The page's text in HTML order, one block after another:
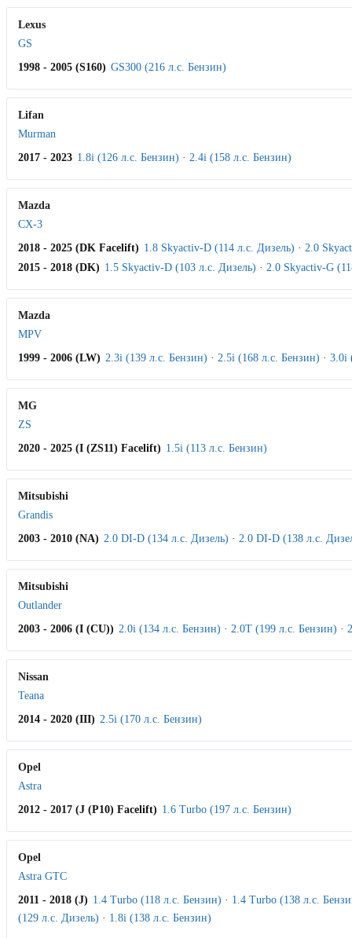
Lexus
GS
1998 - 2005 (S160) GS300 (216 л.с. Бензин)
Lifan
Murman
2017 - 2023 1.8i (126 л.с. Бензин) · 2.4i (158 л.с. Бензин)
Mazda
CX-3
2018 - 2025 (DK Facelift) 1.8 Skyactiv-D (114 л.с. Дизель) · 2.0
2015 - 2018 (DK) 1.5 Skyactiv-D (103 л.с. Дизель) · 2.0 Skyactiv-G
Mazda
MPV
1999 - 2006 (LW) 2.3i (139 л.с. Бензин) · 2.5i (168 л.с. Бензин) · 3.0i
MG
ZS
2020 - 2025 (I (ZS11) Facelift) 1.5i (113 л.с. Бензин)
Mitsubishi
Grandis
2003 - 2010 (NA) 2.0 DI-D (134 л.с. Дизель) · 2.0 DI-D (138 л.с.
Mitsubishi
Outlander
2003 - 2006 (I (CU)) 2.0i (134 л.с. Бензин) · 2.0T (199 л.с. Бензин) ·
Nissan
Teana
2014 - 2020 (III) 2.5i (170 л.с. Бензин)
Opel
Astra
2012 - 2017 (J (P10) Facelift) 1.6 Turbo (197 л.с. Бензин)
Opel
Astra GTC
2011 - 2018 (J) 1.4 Turbo (118 л.с. Бензин) · 1.4 Turbo (138 л.с.
(129 л.с. Дизель) · 1.8i (138 л.с. Бензин)